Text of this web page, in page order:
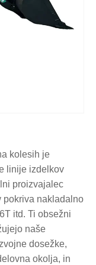
kolesih je
linije izdelkov
proizvajalec
pokriva nakladalno
itd. Ti obsežni
naše
dosežke,
okolja, in